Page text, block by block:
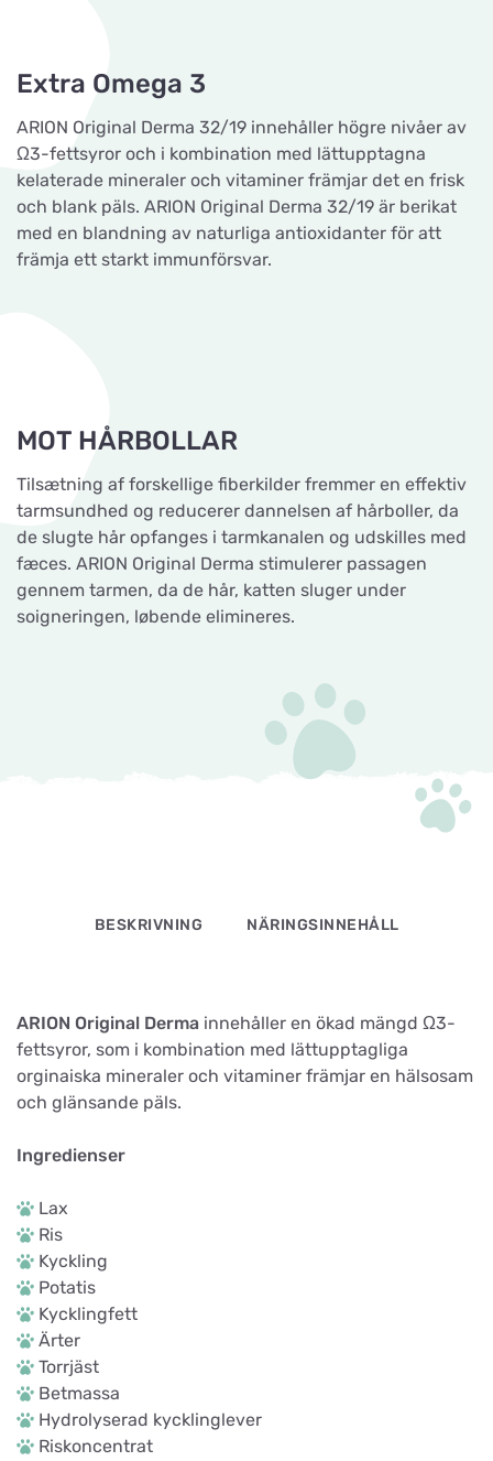
Extra Omega 3
ARION Original Derma 32/19 innehåller högre nivåer av
Ω3-fettsyror och i kombination med lättupptagna
kelaterade mineraler och vitaminer främjar det en frisk
och blank päls. ARION Original Derma 32/19 är berikat
med en blandning av naturliga antioxidanter för att
främja ett starkt immunförsvar.
MOT HÅRBOLLAR
Tilsætning af forskellige fiberkilder fremmer en effektiv
tarmsundhed og reducerer dannelsen af hårboller, da
de slugte hår opfanges i tarmkanalen og udskilles med
fæces. ARION Original Derma stimulerer passagen
gennem tarmen, da de hår, katten sluger under
soigneringen, løbende elimineres.
BESKRIVNING NÄRINGSINNEHÅLL
ARION Original Derma innehåller en ökad mängd Ω3-
fettsyror, som i kombination med lättupptagliga
orginaiska mineraler och vitaminer främjar en hälsosam
och glänsande päls.
Ingredienser
Lax
Ris
Kyckling
Potatis
Kycklingfett
Ärter
Torrjäst
Betmassa
Hydrolyserad kycklinglever
Riskoncentrat